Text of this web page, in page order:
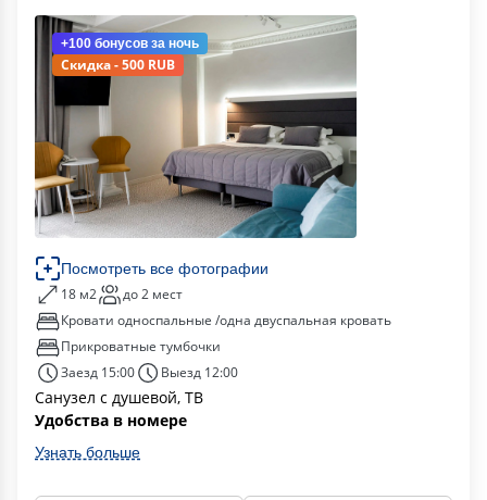
+100 бонусов за ночь
Скидка - 500 RUB
Посмотреть все фотографии
18 м2
до 2 мест
Кровати односпальные /одна двуспальная кровать
Прикроватные тумбочки
Заезд 15:00
Выезд 12:00
Санузел с душевой, ТВ
Удобства в номере
Узнать больше